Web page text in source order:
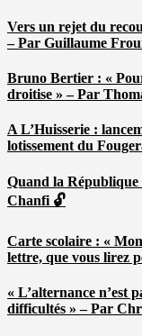
Vers un rejet du
– Par Guillaume
Bruno Bertier : «
droitise » – Par
A L’Huisserie :
lotissement du
Quand la République
Chanfi 🔓
Carte scolaire : «
lettre, que vous lirez
« L’alternance n’est
difficultés » – Par